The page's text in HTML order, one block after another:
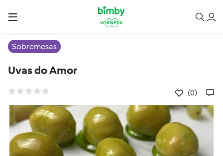
Sobremesas
Uvas do Amor
(0)